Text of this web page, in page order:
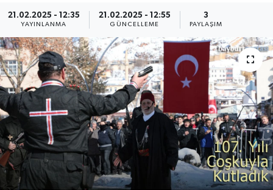
21.02.2025 - 12:35
YAYINLANMA
21.02.2025 - 12:55
GÜNCELLEME
3
PAYLAŞIM